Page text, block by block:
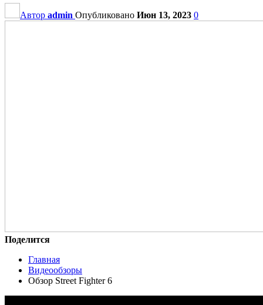
Автор admin Опубликовано Июн 13, 2023 0
Поделится
Главная
Видеообзоры
Обзор Street Fighter 6